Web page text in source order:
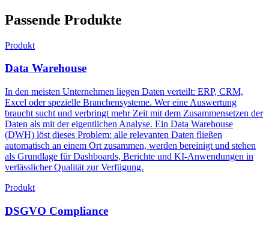
Passende Produkte
Produkt
Data Warehouse
In den meisten Unternehmen liegen Daten verteilt: ERP, CRM,
Excel oder spezielle Branchensysteme. Wer eine Auswertung
braucht sucht und verbringt mehr Zeit mit dem Zusammensetzen der
Daten als mit der eigentlichen Analyse. Ein Data Warehouse
(DWH) löst dieses Problem: alle relevanten Daten fließen
automatisch an einem Ort zusammen, werden bereinigt und stehen
als Grundlage für Dashboards, Berichte und KI-Anwendungen in
verlässlicher Qualität zur Verfügung.
Produkt
DSGVO Compliance